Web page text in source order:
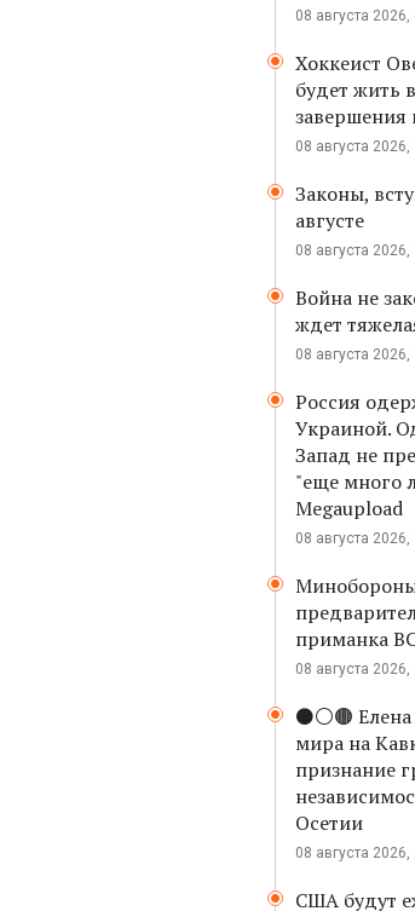
08 августа 2026,
Хоккеист
будет жить
завершения
08 августа 2026,
Законы,
августе
08 августа 2026,
Война не
ждет
08 августа 2026,
Россия
Украиной.
Запад не
"еще много
Megaupload
08 августа 2026,
приманка
08 августа 2026,
⚫️⚪️🟤
мира на
признание
Осетии
08 августа 2026,
США будут